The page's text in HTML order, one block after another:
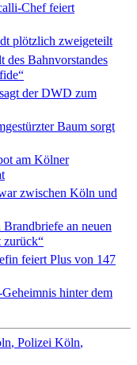
Chef feiert
plötzlich zweigeteilt
des Bahnvorstandes
der DWD zum
Baum sorgt
am Kölner
zwischen Köln und
Brandbriefe an neuen
zurück“
feiert Plus von 147
hinter dem
Polizei Köln